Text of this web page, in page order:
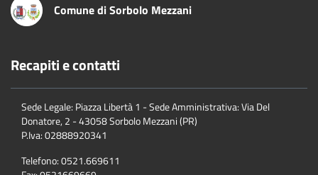
Comune di Sorbolo Mezzani
Recapiti e contatti
Sede Legale: Piazza Libertà 1 - Sede Amministrativa: Via Del
Donatore, 2 - 43058 Sorbolo Mezzani (PR)
P.Iva:02888920341
Telefono:0521.669611